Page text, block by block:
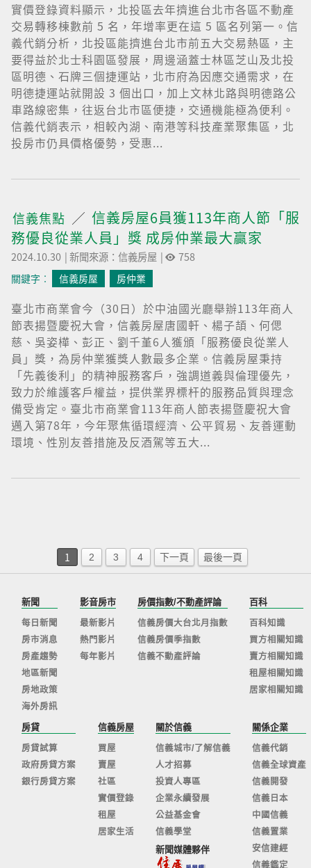
實價登錄資料顯示，北投區去年擠進台北市各區不動產
交易轉移棟數前 5 名，年增率更在這 5 區名列第一。信
義代銷分析，北投區能擠進台北市前五大交易熱區，主
要得益於北士科園區發展，周邊涵蓋士林區芝山及北投
區明德、石牌三個捷運站，北市府為因應交通需求，在
明德捷運站就開設 3 個出口，加上文林北路與明德路公
車路線密集，往返台北市區便捷，交通機能極為便利。
信義代銷表示，相較內湖、南港等科技產業聚集區，北
投房市仍具價格優勢，受惠...
信義焦點
信義房屋6員獲113年商人節「服
務優良從業人員」獎 成房仲業最大贏家
2024.10.30 |新聞來源：信義房屋 | 758
關鍵字︰ 信義房屋 房仲業
臺北市商業會今（30日）於中油國光廳舉辦113年商人
節表揚暨慶祝大會，信義房屋唐國軒、楊子頡、何偲
慈、吳姿樺、彭正、劉千堇6人獲頒「服務優良從業人
員」獎，為房仲業獲獎人數最多企業。信義房屋秉持
「先義後利」的精神服務客戶，強調道義與倫理優先，
致力於維護客戶權益，提供業界標杆的服務品質與理念
備受肯定。臺北市商業會113年商人節表揚暨慶祝大會
邁入第78年，今年聚焦循環經濟、公平貿易、友善運動
環境、性別友善措施及反酒駕等五大...
1 2 3 4 下一頁 最後一頁
新聞
每日新聞
房市消息
房產趨勢
地區新聞
房地政策
海外房訊
影音房市
最新影片
熱門影片
每年影片
房價指數/不動產評論
信義房價大台北月指數
信義房價季指數
信義不動產評論
百科
百科知識
買方相關知識
賣方相關知識
租屋相關知識
居家相關知識
房貸
房貸試算
政府房貸方案
銀行房貸方案
信義房屋
買屋
賣屋
社區
實價登錄
租屋
居家生活
關於信義
信義城市/了解信義
人才招募
投資人專區
企業永續發展
公益基金會
信義學堂
新聞媒體夥伴
關係企業
信義代銷
信義全球資產
信義開發
信義日本
中國信義
信義置業
安信建經
信義鑑定